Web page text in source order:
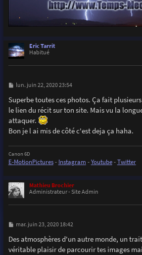
Eric Tarrit
Habitué
M
s
s
g
e
lun. juin 22, 2020 23:54
Superbe toutes ces photos. Ça fait
le lien du récit sur ton site. Mais vu la
attaquer.
Bon je l ai mis de côté c'est deja ça haha.
Canon 6D
E-MotionPictures- Instagram -Youtube-Twitter
Mathieu Brochier
Administrateur - Site Admin
M
s
s
a
mar. juin 23, 2020 18:42
Des atmosphères d'un autre monde, un
véritable plaisir de parcourir tes images